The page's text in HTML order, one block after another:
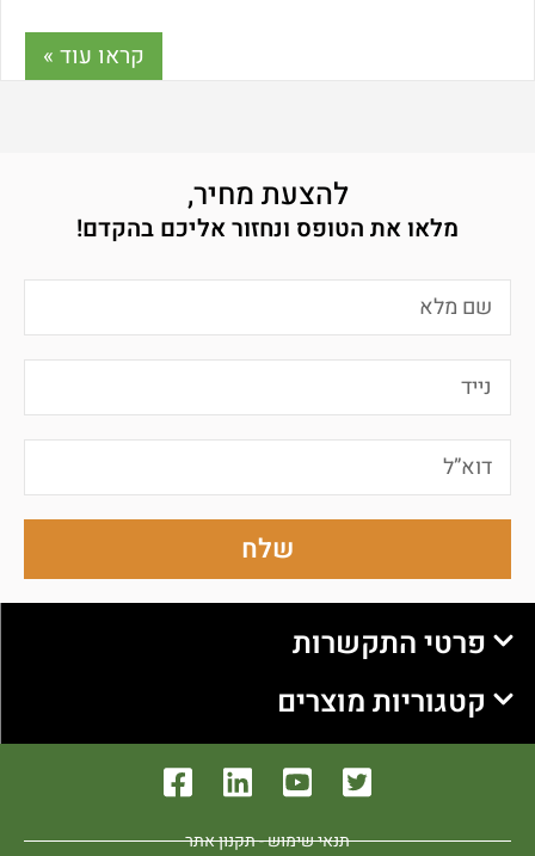
חדש אלא מוכר לבני האדם כבר אלפי שנים עוד
משחר האנושות. כיצד לבחור גדר במבוק איכותית?
קראו עוד »
להצעת מחיר,
מלאו את הטופס ונחזור אליכם בהקדם!
שלח
פרטי התקשרות
קטגוריות מוצרים
תנאי שימוש - תקנון אתר